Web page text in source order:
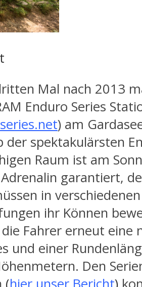
Mal nach 2013
Enduro Series
) am
der spektakulärsten
Raum ist am
garantiert,
in verschiedenen
ihr Können
Fahrer erneut eine
und einer
Den